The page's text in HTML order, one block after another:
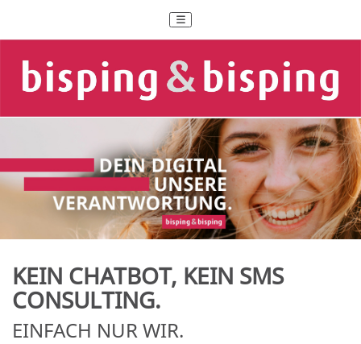
KEIN CHATBOT, KEIN SMS
CONSULTING.
EINFACH NUR WIR.